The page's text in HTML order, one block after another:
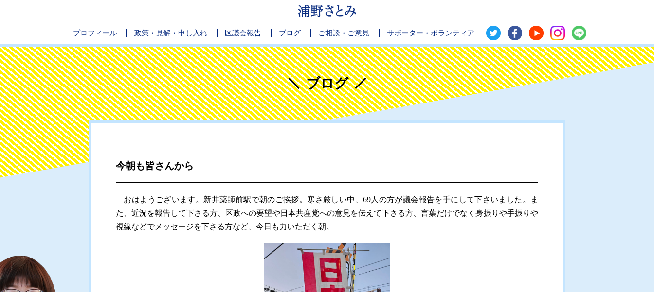
プロフィール 政策・見解・申し入れ 区議会報告 ブログ ご相談・ご意見 サポーター・ボランティア
ブログ
今朝も皆さんから
おはようございます。新井薬師前駅で朝のご挨拶。寒さ厳しい中、69人の方が議会報告を手にして下さいました。ま
た、近況を報告して下さる方、区政への要望や日本共産党への意見を伝えて下さる方、言葉だけでなく身振りや手振りや
視線などでメッセージを下さる方など、今日も力いただく朝。